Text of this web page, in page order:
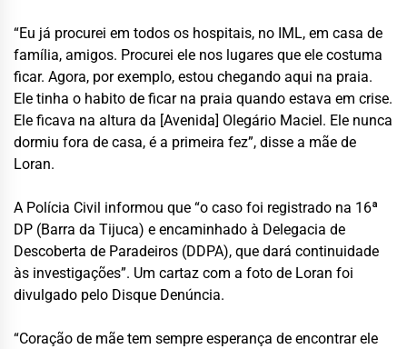
“Eu já procurei em todos os hospitais, no IML, em casa de
família, amigos. Procurei ele nos lugares que ele costuma
ficar. Agora, por exemplo, estou chegando aqui na praia.
Ele tinha o habito de ficar na praia quando estava em crise.
Ele ficava na altura da [Avenida] Olegário Maciel. Ele nunca
dormiu fora de casa, é a primeira fez”, disse a mãe de
Loran.
A Polícia Civil informou que “o caso foi registrado na 16ª
DP (Barra da Tijuca) e encaminhado à Delegacia de
Descoberta de Paradeiros (DDPA), que dará continuidade
às investigações”. Um cartaz com a foto de Loran foi
divulgado pelo Disque Denúncia.
“Coração de mãe tem sempre esperança de encontrar ele